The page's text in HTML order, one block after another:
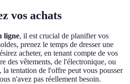
vos achats
ligne, il est crucial de planifier vos
prenez le temps de dresser une
acheter, en tenant compte de vos
des vêtements, de l'électronique, ou
la tentation de l'offre peut vous pousser
n'avez pas réellement besoin.